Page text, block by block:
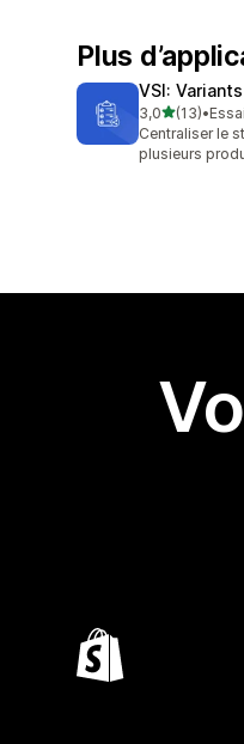
Plus
VSI:
3,0étoile(s)
(13)
13 avis au total
•
Centraliser le
plusieurs